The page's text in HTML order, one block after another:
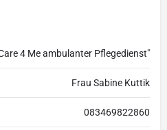
4 Me ambulanter Pflegedienst"
Frau Sabine Kuttik
083469822860